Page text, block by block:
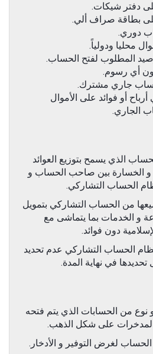
دفتر شيكات.
بطاقة صراف ألي.
دوري.
محليا ودولياً.
المطلوب لفتح الحساب.
أي رسوم.
جاري مشترك.
أو فوائد على الأموال
الجاري.
الذي يسمح بتوزيع العوائد
الخسارة بين صاحب الحساب و
الحساب التشاركي.
من الحساب التشاركي بتمويل
و الخدمات بما يتماشى مع
دون فوائد.
الحساب التشاركي عدم تحديد
تحديدها في نهاية المدة.
من الحسابات الذي يتم فتحه
المدخرات على شكل الذهب.
لغرض التوفير و الأدخار.